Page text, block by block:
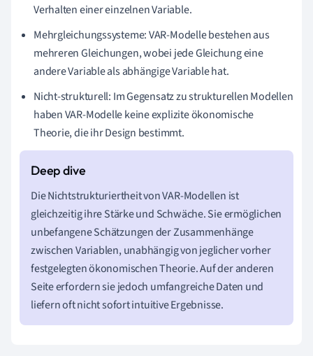
Verhalten einer einzelnen Variable.
Mehrgleichungssysteme: VAR-Modelle bestehen aus
mehreren Gleichungen, wobei jede Gleichung eine
andere Variable als abhängige Variable hat.
Nicht-strukturell: Im Gegensatz zu strukturellen Modellen
haben VAR-Modelle keine explizite ökonomische
Theorie, die ihr Design bestimmt.
Die Nichtstrukturiertheit von VAR-Modellen ist
gleichzeitig ihre Stärke und Schwäche. Sie ermöglichen
unbefangene Schätzungen der Zusammenhänge
zwischen Variablen, unabhängig von jeglicher vorher
festgelegten ökonomischen Theorie. Auf der anderen
Seite erfordern sie jedoch umfangreiche Daten und
liefern oft nicht sofort intuitive Ergebnisse.